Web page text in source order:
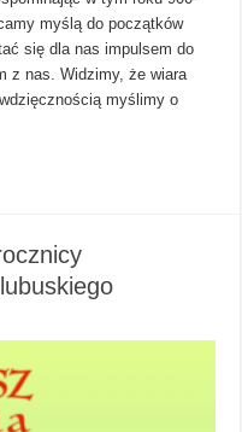
myślą do początków
się dla nas impulsem do
z nas. Widzimy, że wiara
myślimy o